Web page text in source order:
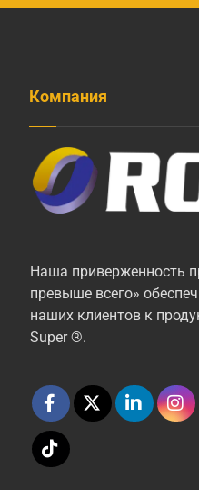
Компания
Наша приверженность
превыше всего»
наших клиентов к
Super ®.